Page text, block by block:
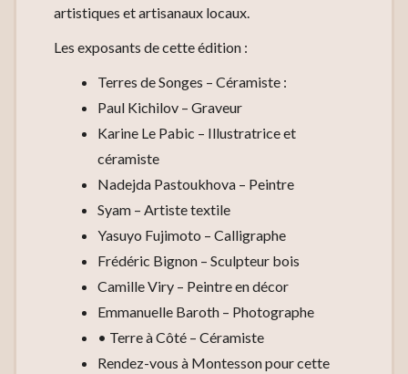
artistiques et artisanaux locaux.
Les exposants de cette édition :
Terres de Songes – Céramiste :
Paul Kichilov – Graveur
Karine Le Pabic – Illustratrice et
céramiste
Nadejda Pastoukhova – Peintre
Syam – Artiste textile
Yasuyo Fujimoto – Calligraphe
Frédéric Bignon – Sculpteur bois
Camille Viry – Peintre en décor
Emmanuelle Baroth – Photographe
• Terre à Côté – Céramiste
Rendez-vous à Montesson pour cette